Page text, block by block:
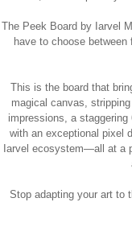
The Peek Board by Iarvel
have to choose
This is the board that
magical canvas,
impressions, a
with an exceptional pixel
Iarvel ecosystem—all at a
Stop adapting your art to